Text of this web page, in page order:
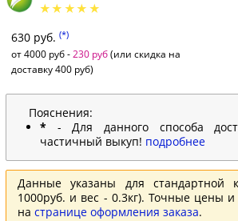
630 руб. (*)
от 4000 руб - 230 руб(или скидка на
доставку 400 руб)
Пояснения:
* - Для данного способа
частичный выкуп! подробнее
Данные указаны для стандартной
1000руб. и вес - 0.3кг). Точные цены
на странице оформления заказа.